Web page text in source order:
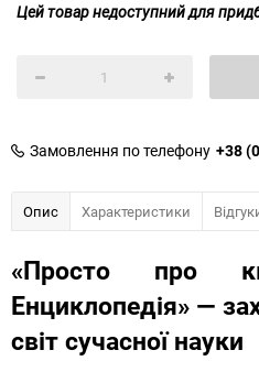
Цей товар недоступний для
Замовлення по телефону +38
Опис Характеристики
«Просто про
Енциклопедія» —
світ сучасної науки